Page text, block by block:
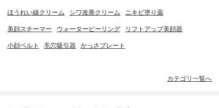
ほうれい線クリーム シワ改善クリーム ニキビ塗り薬
美顔スチーマー ウォーターピーリング リフトアップ美顔器
小顔ベルト 毛穴吸引器 かっさプレート
カテゴリ一覧へ